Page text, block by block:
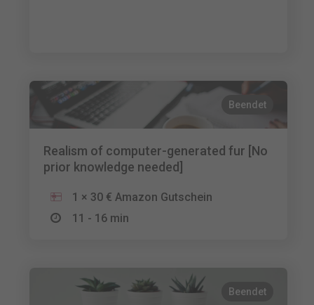
Beendet
Realism of computer-generated fur [No
prior knowledge needed]
1 × 30 € Amazon Gutschein
11 - 16 min
Beendet